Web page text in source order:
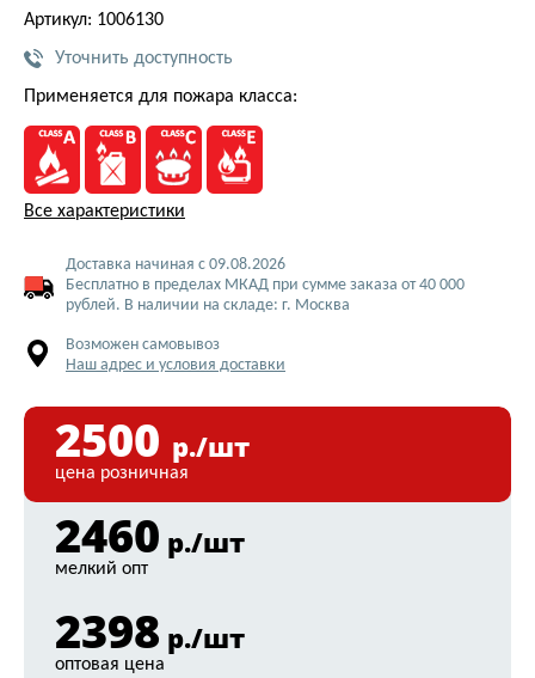
Артикул: 1006130
Уточнить доступность
Применяется для пожара класса:
Все характеристики
Доставка начиная с 09.08.2026
Бесплатно в пределах МКАД при сумме заказа от 40 000
рублей. В наличии на складе: г. Москва
Возможен самовывоз
Наш адрес и условия доставки
2500 р./шт
цена розничная
2460 р./шт
мелкий опт
2398 р./шт
оптовая цена